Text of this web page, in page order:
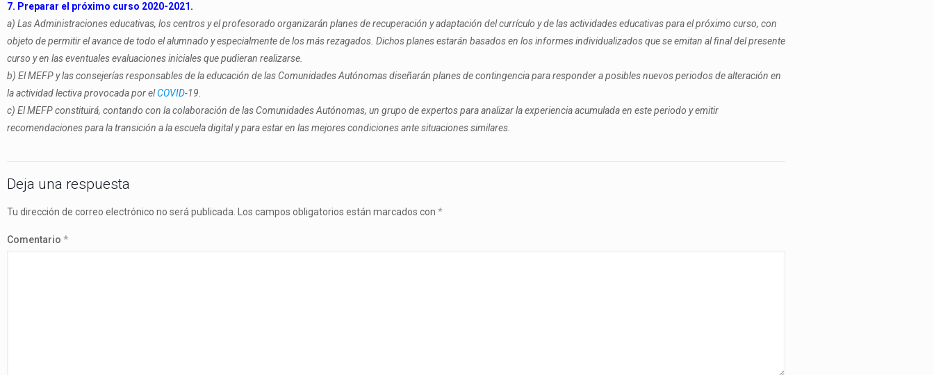
7. Preparar el próximo curso 2020-2021.
a) Las Administraciones educativas, los centros y el profesorado organizarán planes de recuperación y adaptación del currículo y de las actividades educativas para el próximo curso, con
objeto de permitir el avance de todo el alumnado y especialmente de los más rezagados. Dichos planes estarán basados en los informes individualizados que se emitan al final del presente
curso y en las eventuales evaluaciones iniciales que pudieran realizarse.
b) El MEFP y las consejerías responsables de la educación de las Comunidades Autónomas diseñarán planes de contingencia para responder a posibles nuevos periodos de alteración en
la actividad lectiva provocada por elCOVID-19.
c) El MEFP constituirá, contando con la colaboración de las Comunidades Autónomas, un grupo de expertos para analizar la experiencia acumulada en este periodo y emitir
recomendaciones para la transición a la escuela digital y para estar en las mejores condiciones ante situaciones similares.
Deja una respuesta
Tu dirección de correo electrónico no será publicada. Los campos obligatorios están marcados con *
Comentario *